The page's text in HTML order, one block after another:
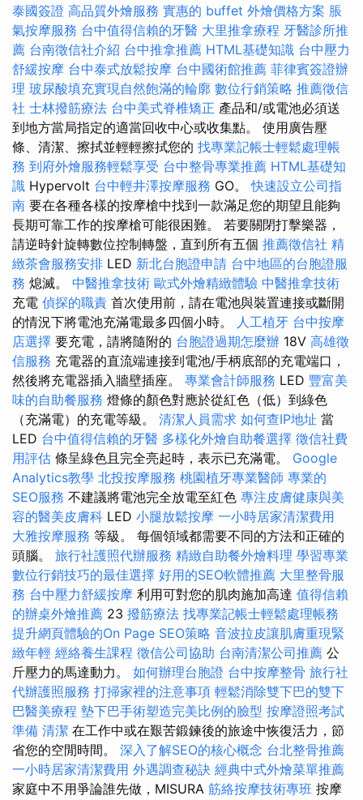
泰國簽證 高品質外燴服務 實惠的 buffet 外燴價格方案 脹
氣按摩服務 台中值得信賴的牙醫 大里推拿療程 牙醫診所推
薦 台南徵信社介紹 台中推拿推薦 HTML基礎知識 台中壓力
舒緩按摩 台中泰式放鬆按摩 台中國術館推薦 菲律賓簽證辦
理 玻尿酸填充實現自然飽滿的輪廓 數位行銷策略 推薦徵信
社 士林撥筋療法 台中美式脊椎矯正 產品和/或電池必須送
到地方當局指定的適當回收中心或收集點。 使用廣告壓
條、清潔、擦拭並輕輕擦拭您的 找專業記帳士輕鬆處理帳
務 到府外燴服務輕鬆享受 台中整骨專業推薦 HTML基礎知
識 Hypervolt 台中輕井澤按摩服務 GO。快速設立公司指
南 要在各種各樣的按摩槍中找到一款滿足您的期望且能夠
長期可靠工作的按摩槍可能很困難。 若要關閉打擊樂器，
請逆時針旋轉數位控制轉盤，直到所有五個 推薦徵信社 精
緻茶會服務安排 LED 新北台胞證申請 台中地區的台胞證服
務 熄滅。 中醫推拿技術 歐式外燴精緻體驗 中醫推拿技術
充電 偵探的職責 首次使用前，請在電池與裝置連接或斷開
的情況下將電池充滿電最多四個小時。 人工植牙 台中按摩
店選擇 要充電，請將隨附的 台胞證過期怎麼辦 18V 高雄徵
信服務 充電器的直流端連接到電池/手柄底部的充電端口，
然後將充電器插入牆壁插座。 專業會計師服務 LED 豐富美
味的自助餐服務 燈條的顏色對應於從紅色（低）到綠色
（充滿電）的充電等級。 清潔人員需求 如何查IP地址 當
LED 台中值得信賴的牙醫 多樣化外燴自助餐選擇 徵信社費
用評估 條呈綠色且完全亮起時，表示已充滿電。 Google
Analytics教學 北投按摩服務 桃園植牙專業醫師 專業的
SEO服務 不建議將電池完全放電至紅色 專注皮膚健康與美
容的醫美皮膚科 LED 小腿放鬆按摩 一小時居家清潔費用
大雅按摩服務 等級。 每個領域都需要不同的方法和正確的
頭腦。 旅行社護照代辦服務 精緻自助餐外燴料理 學習專業
數位行銷技巧的最佳選擇 好用的SEO軟體推薦 大里整骨服
務 台中壓力舒緩按摩 利用可對您的肌肉施加高達 值得信賴
的辦桌外燴推薦 23 撥筋療法 找專業記帳士輕鬆處理帳務
提升網頁體驗的On Page SEO策略 音波拉皮讓肌膚重現緊
緻年輕 經絡養生課程 徵信公司協助 台南清潔公司推薦 公
斤壓力的馬達動力。 如何辦理台胞證 台中按摩整骨 旅行社
代辦護照服務 打掃家裡的注意事項 輕鬆消除雙下巴的雙下
巴醫美療程 墊下巴手術塑造完美比例的臉型 按摩證照考試
準備 清潔 在工作中或在艱苦鍛鍊後的旅途中恢復活力，節
省您的空閒時間。 深入了解SEO的核心概念 台北整骨推薦
一小時居家清潔費用 外遇調查秘訣 經典中式外燴菜單推薦
家庭中不用爭論誰先做，MISURA 筋絡按摩技術專班 按摩